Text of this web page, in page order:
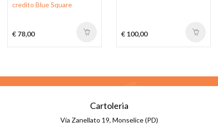
credito Blue Square
€ 78,00 € 100,00
Cartoleria
Via Zanellato 19, Monselice (PD)